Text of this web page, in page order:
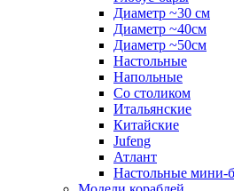
Диаметр ~30 см
Диаметр ~40см
Диаметр ~50см
Настольные
Напольные
Со столиком
Итальянские
Китайские
Jufeng
Атлант
Настольные мини-